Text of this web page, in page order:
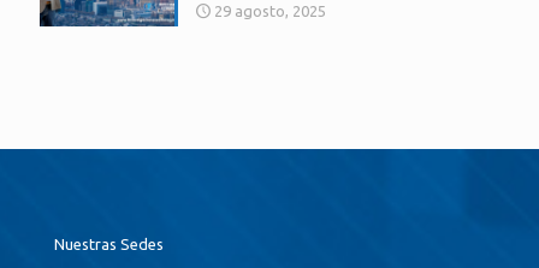
29 agosto, 2025
Nuestras Sedes